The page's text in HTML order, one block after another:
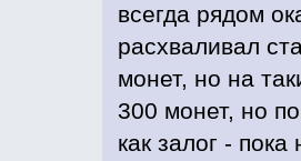
всегда рядом
расхваливал
монет, но на
300 монет, но
как залог -